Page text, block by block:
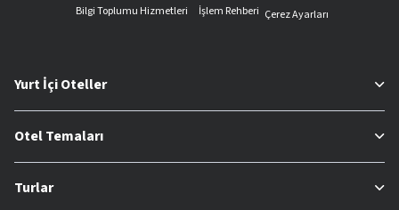
Bilgi Toplumu Hizmetleri
İşlem Rehberi Çerez Ayarları
Yurt İçi Oteller
Otel Temaları
Turlar